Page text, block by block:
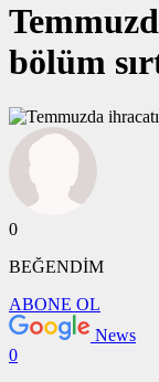
bölüm
0
BEĞENDİM
ABONE OL
News
0